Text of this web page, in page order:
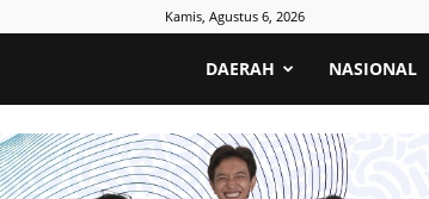
Kamis, Agustus 6, 2026
Poros
Informatif
DAERAH NASIONAL